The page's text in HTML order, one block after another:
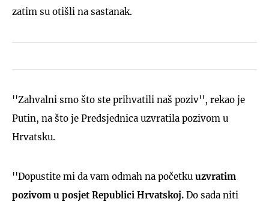
zatim su otišli na sastanak.
''Zahvalni smo što ste prihvatili naš poziv'', rekao je
Putin, na što je Predsjednica uzvratila pozivom u
Hrvatsku.
''Dopustite mi da vam odmah na početku uzvratim
pozivom u posjet Republici Hrvatskoj. Do sada niti